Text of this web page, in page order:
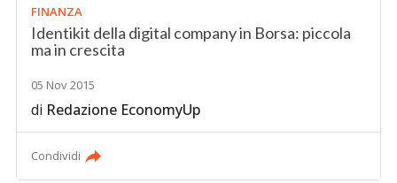
FINANZA
Identikit della digital company in Borsa: piccola
ma in crescita
05 Nov 2015
di Redazione EconomyUp
Condividi